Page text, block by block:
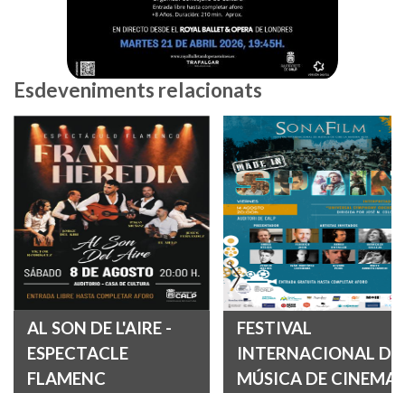
Esdeveniments relacionats
AL SON DE L'AIRE -
ESPECTACLE
FLAMENC
FESTIVAL
INTERNACIONAL DE
MÚSICA DE CINEMA